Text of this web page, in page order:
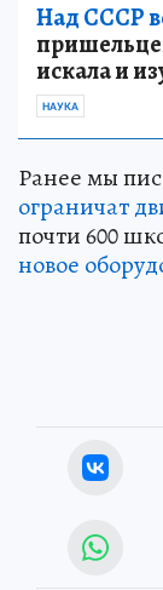
Над СССР
искала и
НАУКА
Ранее мы
ограничат
почти 600
новое